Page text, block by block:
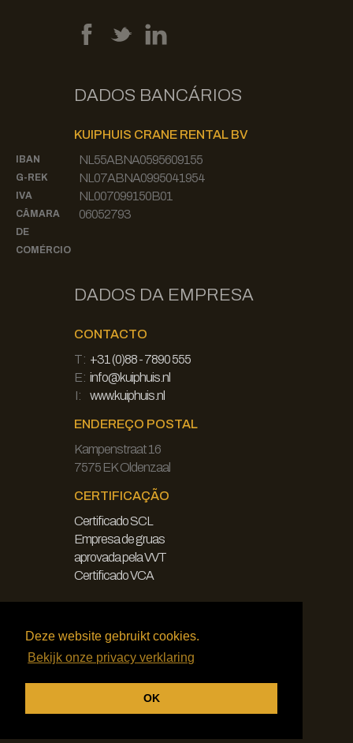
Deze website gebruikt cookies.
Bekijk onze privacy verklaring
OK
DADOS BANCÁRIOS
KUIPHUIS CRANE RENTAL BV
IBAN NL55ABNA0595609155
G-REK NL07ABNA0995041954
IVA NL007099150B01
CÂMARA
DE
COMÉRCIO
06052793
DADOS DA EMPRESA
CONTACTO
T: +31 (0)88 - 7890 555
E: info@kuiphuis.nl
I:
www.kuiphuis.nl
ENDEREÇO POSTAL
Kampenstraat 16
7575 EK Oldenzaal
CERTIFICAÇÃO
Certificado SCL
Empresa de gruas
aprovada pela VVT
Certificado VCA
Declaração de exoneração de
Política de privacidade
Termos e condições gerais